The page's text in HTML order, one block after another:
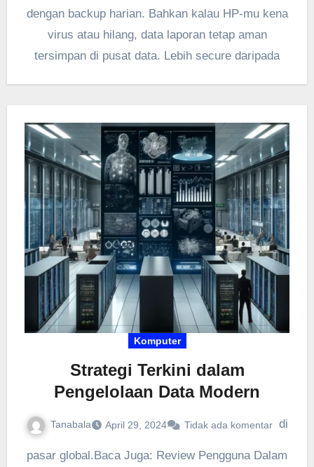
dengan backup harian. Bahkan kalau HP-mu kena
virus atau hilang, data laporan tetap aman
tersimpan di pusat data. Lebih secure daripada
Komputer
Strategi Terkini dalam
Pengelolaan Data Modern
Tanabala April 29, 2024 Tidak ada komentar di
pasar global.Baca Juga: Review Pengguna Dalam